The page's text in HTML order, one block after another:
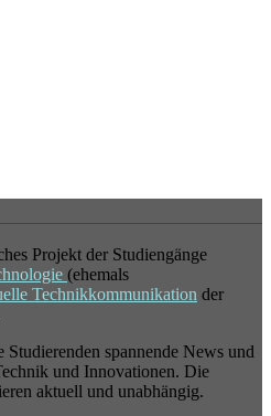
Projekt der Studiengänge
(ehemals
Technikkommunikation der
Studierenden spannende News und
und Innovationen. Die
aktuell und unabhängig.